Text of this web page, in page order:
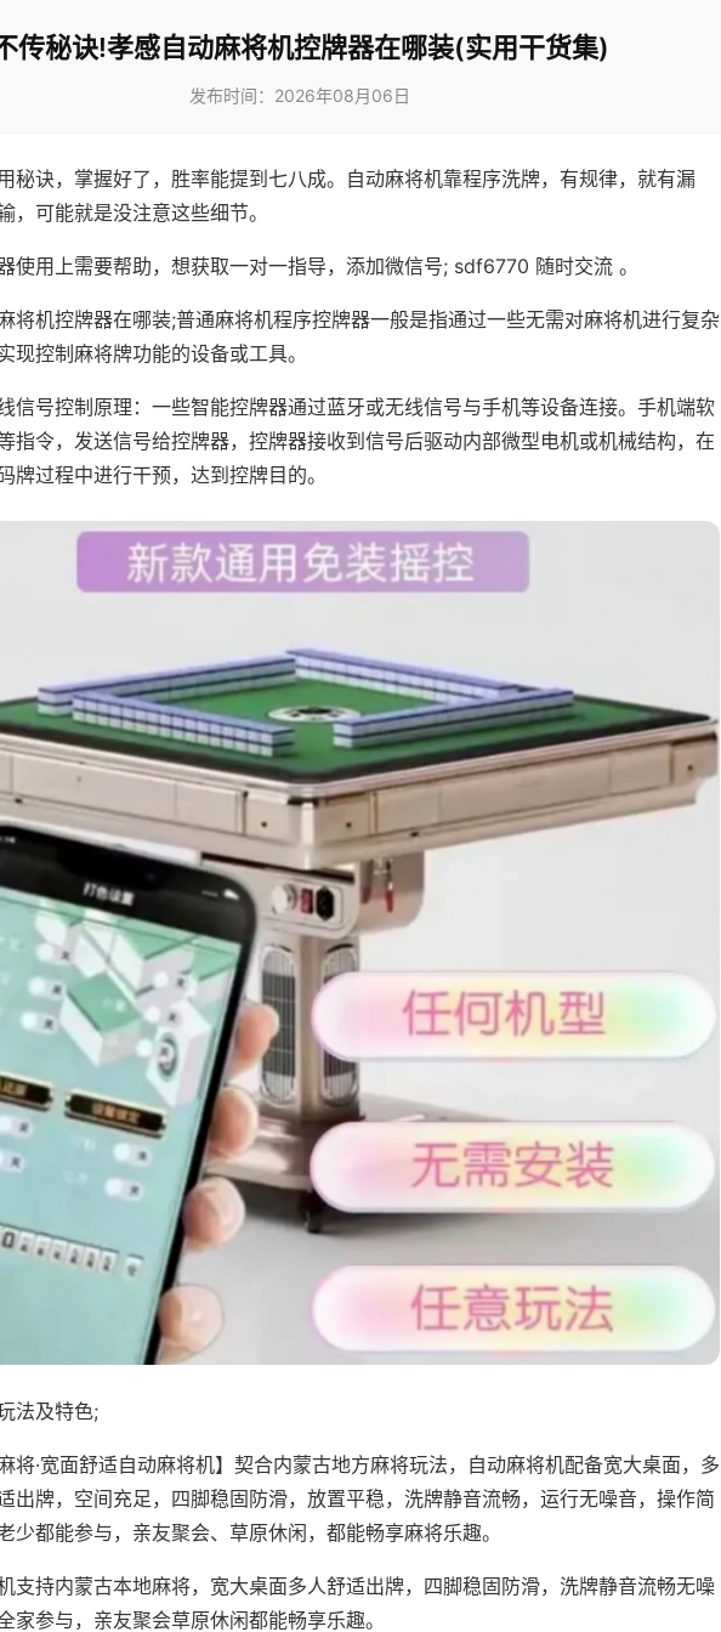
传秘诀!孝感自动麻将机控牌器在哪装(实用干货集)
发布时间：2026年08月06日
秘诀，掌握好了，胜率能提到七八成。自动麻将机靠程序洗牌，有规律，就有漏
，可能就是没注意这些细节。
使用上需要帮助，想获取一对一指导，添加微信号; sdf6770 随时交流 。
将机控牌器在哪装;普通麻将机程序控牌器一般是指通过一些无需对麻将机进行复杂
现控制麻将牌功能的设备或工具。
信号控制原理：一些智能控牌器通过蓝牙或无线信号与手机等设备连接。手机端软
指令，发送信号给控牌器，控牌器接收到信号后驱动内部微型电机或机械结构，在
牌过程中进行干预，达到控牌目的。
法及特色;
麻将·宽面舒适自动麻将机】契合内蒙古地方麻将玩法，自动麻将机配备宽大桌面，多
出牌，空间充足，四脚稳固防滑，放置平稳，洗牌静音流畅，运行无噪音，操作简
少都能参与，亲友聚会、草原休闲，都能畅享麻将乐趣。
支持内蒙古本地麻将，宽大桌面多人舒适出牌，四脚稳固防滑，洗牌静音流畅无噪
家参与，亲友聚会草原休闲都能畅享乐趣。